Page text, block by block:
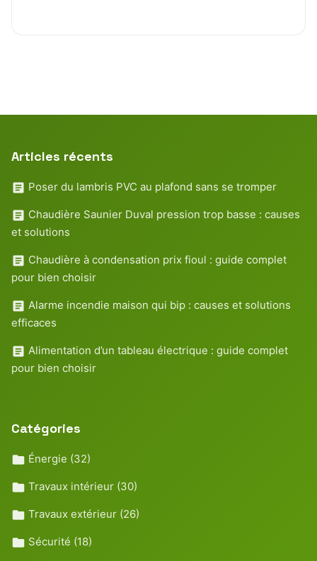
Articles récents
Poser du lambris PVC au plafond sans se tromper
Chaudière Saunier Duval pression trop basse : causes
et solutions
Chaudière à condensation prix fioul : guide complet
pour bien choisir
Alarme incendie maison qui bip : causes et solutions
efficaces
Alimentation d’un tableau électrique : guide complet
pour bien choisir
Catégories
Énergie (32)
Travaux intérieur (30)
Travaux extérieur (26)
Sécurité (18)